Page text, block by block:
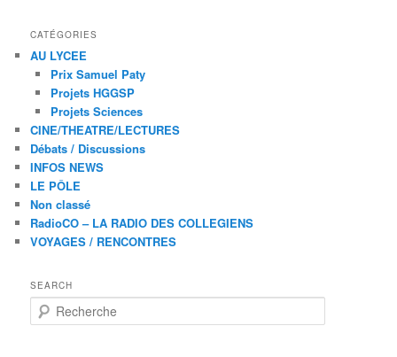
CATÉGORIES
AU LYCEE
Prix Samuel Paty
Projets HGGSP
Projets Sciences
CINE/THEATRE/LECTURES
Débats / Discussions
INFOS NEWS
LE PÔLE
Non classé
RadioCO – LA RADIO DES COLLEGIENS
VOYAGES / RENCONTRES
SEARCH
e